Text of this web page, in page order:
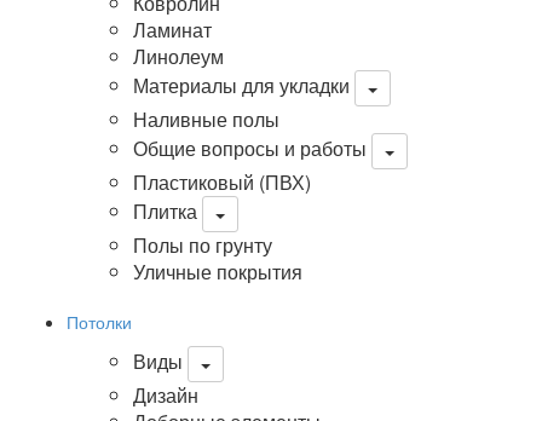
Ламинат
Линолеум
Материалы для укладки
Наливные полы
Общие вопросы и работы
Пластиковый (ПВХ)
Плитка
Полы по грунту
Уличные покрытия
Потолки
Виды
Дизайн